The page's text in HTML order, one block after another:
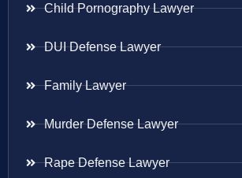
Child Pornography Lawyer
DUI Defense Lawyer
Family Lawyer
Murder Defense Lawyer
Rape Defense Lawyer